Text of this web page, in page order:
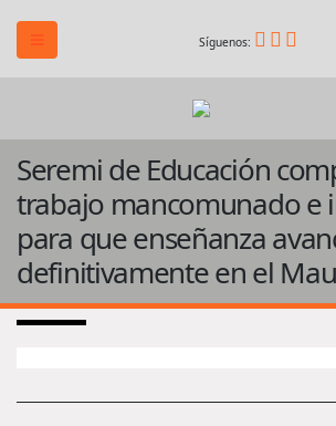
Síguenos:
Seremi de Educación
trabajo mancomunado e
para que enseñanza
definitivamente en el